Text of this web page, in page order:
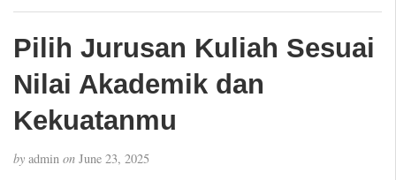
e
a
Pilih Jurusan Kuliah Sesuai
Nilai Akademik dan
Kekuatanmu
by admin on June 23, 2025